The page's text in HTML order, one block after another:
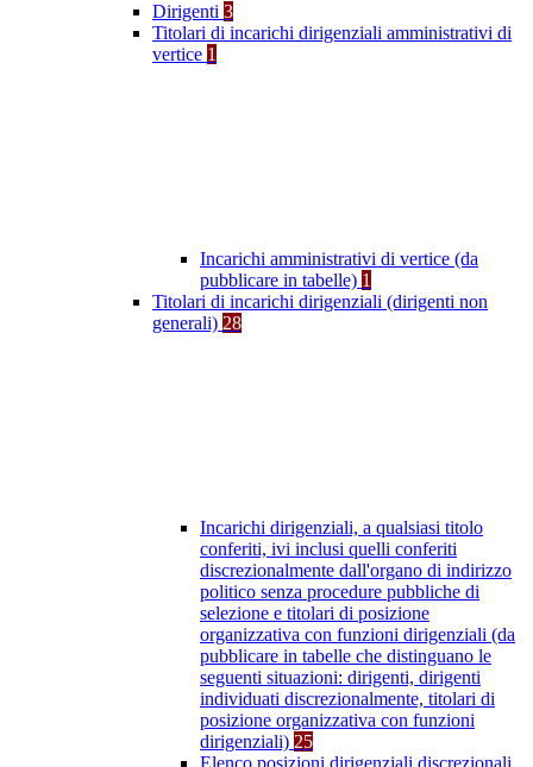
Dirigenti 3
Titolari di incarichi dirigenziali amministrativi di
vertice 1
Incarichi amministrativi di vertice (da
pubblicare in tabelle) 1
Titolari di incarichi dirigenziali (dirigenti non
generali) 28
Incarichi dirigenziali, a qualsiasi titolo
conferiti, ivi inclusi quelli conferiti
discrezionalmente dall'organo di indirizzo
politico senza procedure pubbliche di
selezione e titolari di posizione
organizzativa con funzioni dirigenziali (da
pubblicare in tabelle che distinguano le
seguenti situazioni: dirigenti, dirigenti
individuati discrezionalmente, titolari di
posizione organizzativa con funzioni
dirigenziali) 25